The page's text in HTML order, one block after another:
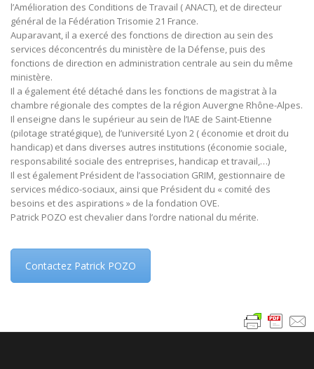
l’Amélioration des Conditions de Travail ( ANACT), et de directeur
général de la Fédération Trisomie 21 France.
Auparavant, il a exercé des fonctions de direction au sein des
services déconcentrés du ministère de la Défense, puis des
fonctions de direction en administration centrale au sein du même
ministère.
Il a également été détaché dans les fonctions de magistrat à la
chambre régionale des comptes de la région Auvergne Rhône-Alpes.
Il enseigne dans le supérieur au sein de l’IAE de Saint-Etienne
(pilotage stratégique), de l’université Lyon 2 ( économie et droit du
handicap) et dans diverses autres institutions (économie sociale,
responsabilité sociale des entreprises, handicap et travail,…)
Il est également Président de l’association GRIM, gestionnaire de
services médico-sociaux, ainsi que Président du « comité des
besoins et des aspirations » de la fondation OVE.
Patrick POZO est chevalier dans l’ordre national du mérite.
Contactez Patrick POZO